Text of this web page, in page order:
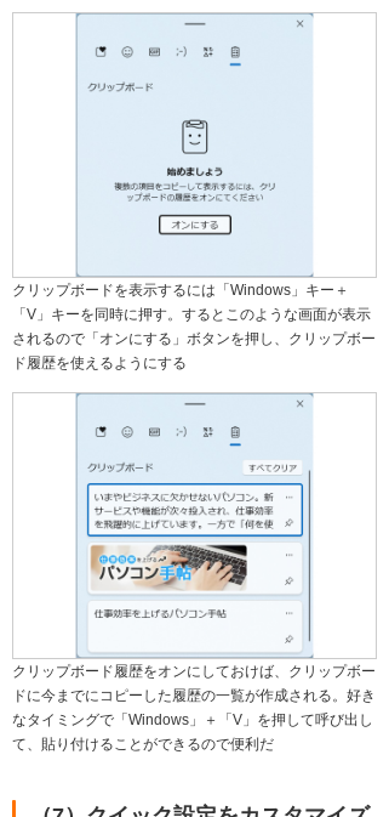
クリップボードを表示するには「Windows」キー＋
「V」キーを同時に押す。するとこのような画面が表示
されるので「オンにする」ボタンを押し、クリップボー
ド履歴を使えるようにする
クリップボード履歴をオンにしておけば、クリップボー
ドに今までにコピーした履歴の一覧が作成される。好き
なタイミングで「Windows」＋「V」を押して呼び出し
て、貼り付けることができるので便利だ